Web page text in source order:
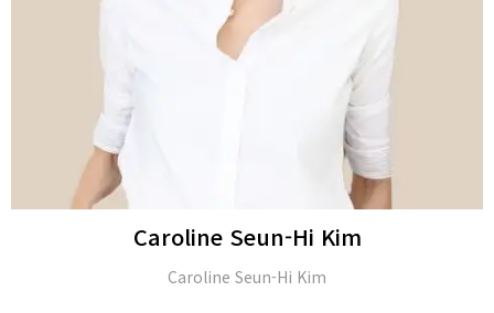
JongSeo Kim
Director of ‘Kim-JongSeo Plastic Surgery Clinic’ in (Seoul,